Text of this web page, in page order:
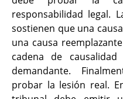
responsabilidad legal.
sostienen que una
una causa
cadena de
demandante.
probar la lesión real.